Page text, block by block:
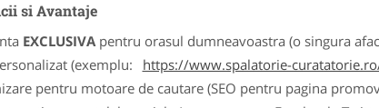
si Avantaje
EXCLUSIVApentru orasul dumneavoastra (o singura
(exemplu:
https://www.spalatorie-
pentru motoare de cautare (SEO pentru pagina